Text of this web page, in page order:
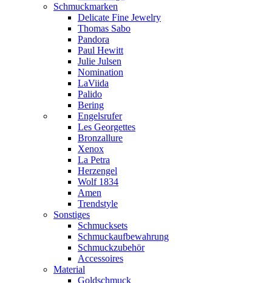
Schmuckmarken
Delicate Fine Jewelry
Thomas Sabo
Pandora
Paul Hewitt
Julie Julsen
Nomination
LaViida
Palido
Bering
Engelsrufer
Les Georgettes
Bronzallure
Xenox
La Petra
Herzengel
Wolf 1834
Amen
Trendstyle
Sonstiges
Schmucksets
Schmuckaufbewahrung
Schmuckzubehör
Accessoires
Material
Goldschmuck